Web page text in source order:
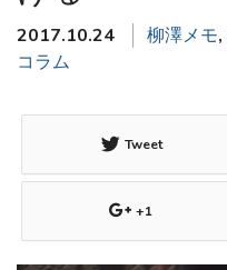
2017.10.24 柳澤メモ,
コラム
Tweet
+1